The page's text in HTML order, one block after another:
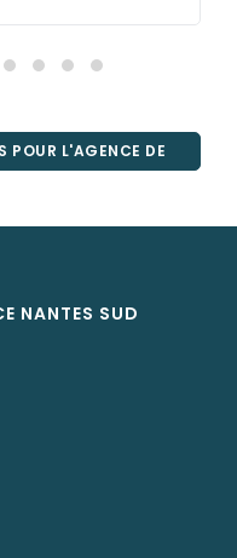
POUR L'AGENCE DE
NANTES SUD